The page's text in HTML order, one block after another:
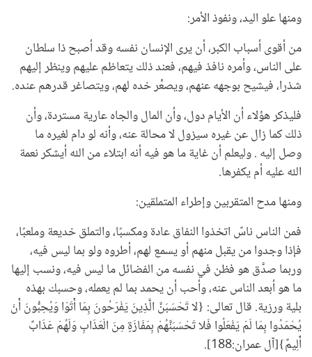
ومنها علو اليد، ونفوذ الأمر:
من أقوى أسباب الكبر، أن يرى الإنسان نفسه وقد أصبح ذا سلطان
على الناس، وأمره نافذ فيهم، فعند ذلك يتعاظم عليهم وينظر إليهم
شذرا، فيشيح بوجهه عنهم، ويصعِّر خده لهم، ويتصاغر قدرهم عنده.
فليذكر هؤلاء أن الأيام دول، وأن المال والجاه عارية مستردة، وأن
ذلك كما زال عن غيره سيزول لا محالة عنه، وأنه لو دام لغيره ما
وصل إليه . وليعلم أن غاية ما هو فيه أنه ابتلاء من الله أيشكر نعمة
الله عليه أم يكفرها.
ومنها مدح المتقربين وإطراء المتملقين:
فمن الناس ناسٌ اتخذوا النفاق عادة ومكسبًا، والتملق خديعة وملعبًا،
فإذا وجدوا من يقبل منهم أو يسمع لهم، أطروه ولو بما ليس فيه،
وربما صدَّق هو فظن في نفسه من الفضائل ما ليس فيه، ونسب إليها
ما هو أبعد الناس عنه، وأحب أن يحمد بما لم يعمله، وحسبك بهذه
بلية ورزية. قال تعالى: {لا تَحْسَبَنَّ الَّذِينَ يَفْرَحُونَ بِمَا أَتَوْا وَيُحِبُّونَ أَنْ
يُحْمَدُوا بِمَا لَمْ يَفْعَلُوا فَلا تَحْسَبَنَّهُمْ بِمَفَازَةٍ مِنَ الْعَذَابِ وَلَهُمْ عَذَابٌ
أَلِيمٌ}[آل عمران:188].